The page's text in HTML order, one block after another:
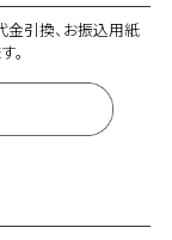
金引換、お振込用紙
。